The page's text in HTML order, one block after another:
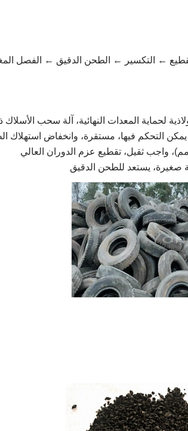
← التكسير ← الطحن الدقيق ←
لحماية المعدات النهائية، آلة سحب الأسلاك
التحكم فيها، مستقرة، وانخفاض استهلاك
واجب ثقيل، تقطيع عزم الدوران العالي
صغيرة، يستعد للطحن الدقيق